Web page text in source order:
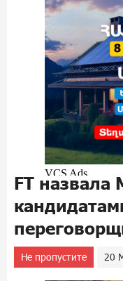
FT назвала
Не пропустите 20